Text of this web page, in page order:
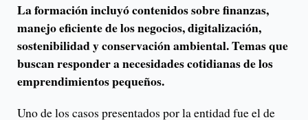
La formación incluyó contenidos sobre finanzas,
manejo eficiente de los negocios, digitalización,
sostenibilidad y conservación ambiental. Temas que
buscan responder a necesidades cotidianas de los
emprendimientos pequeños.
Uno de los casos presentados por la entidad fue el de